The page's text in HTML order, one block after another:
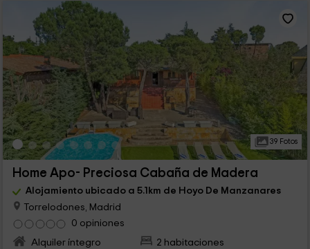
39 Fotos
Home Apo- Preciosa Cabaña de Madera
Alojamiento ubicado a 5.1km de Hoyo De Manzanares
Torrelodones, Madrid
0 opiniones
Alquiler íntegro
2 habitaciones